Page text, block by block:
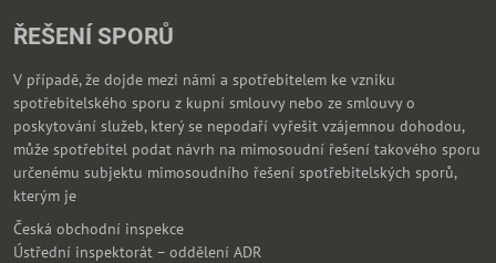
ŘEŠENÍ SPORŮ
V případě, že dojde mezi námi a spotřebitelem ke vzniku
spotřebitelského sporu z kupní smlouvy nebo ze smlouvy o
poskytování služeb, který se nepodaří vyřešit vzájemnou dohodou,
může spotřebitel podat návrh na mimosoudní řešení takového sporu
určenému subjektu mimosoudního řešení spotřebitelských sporů,
kterým je
Česká obchodní inspekce
Ústřední inspektorát – oddělení ADR